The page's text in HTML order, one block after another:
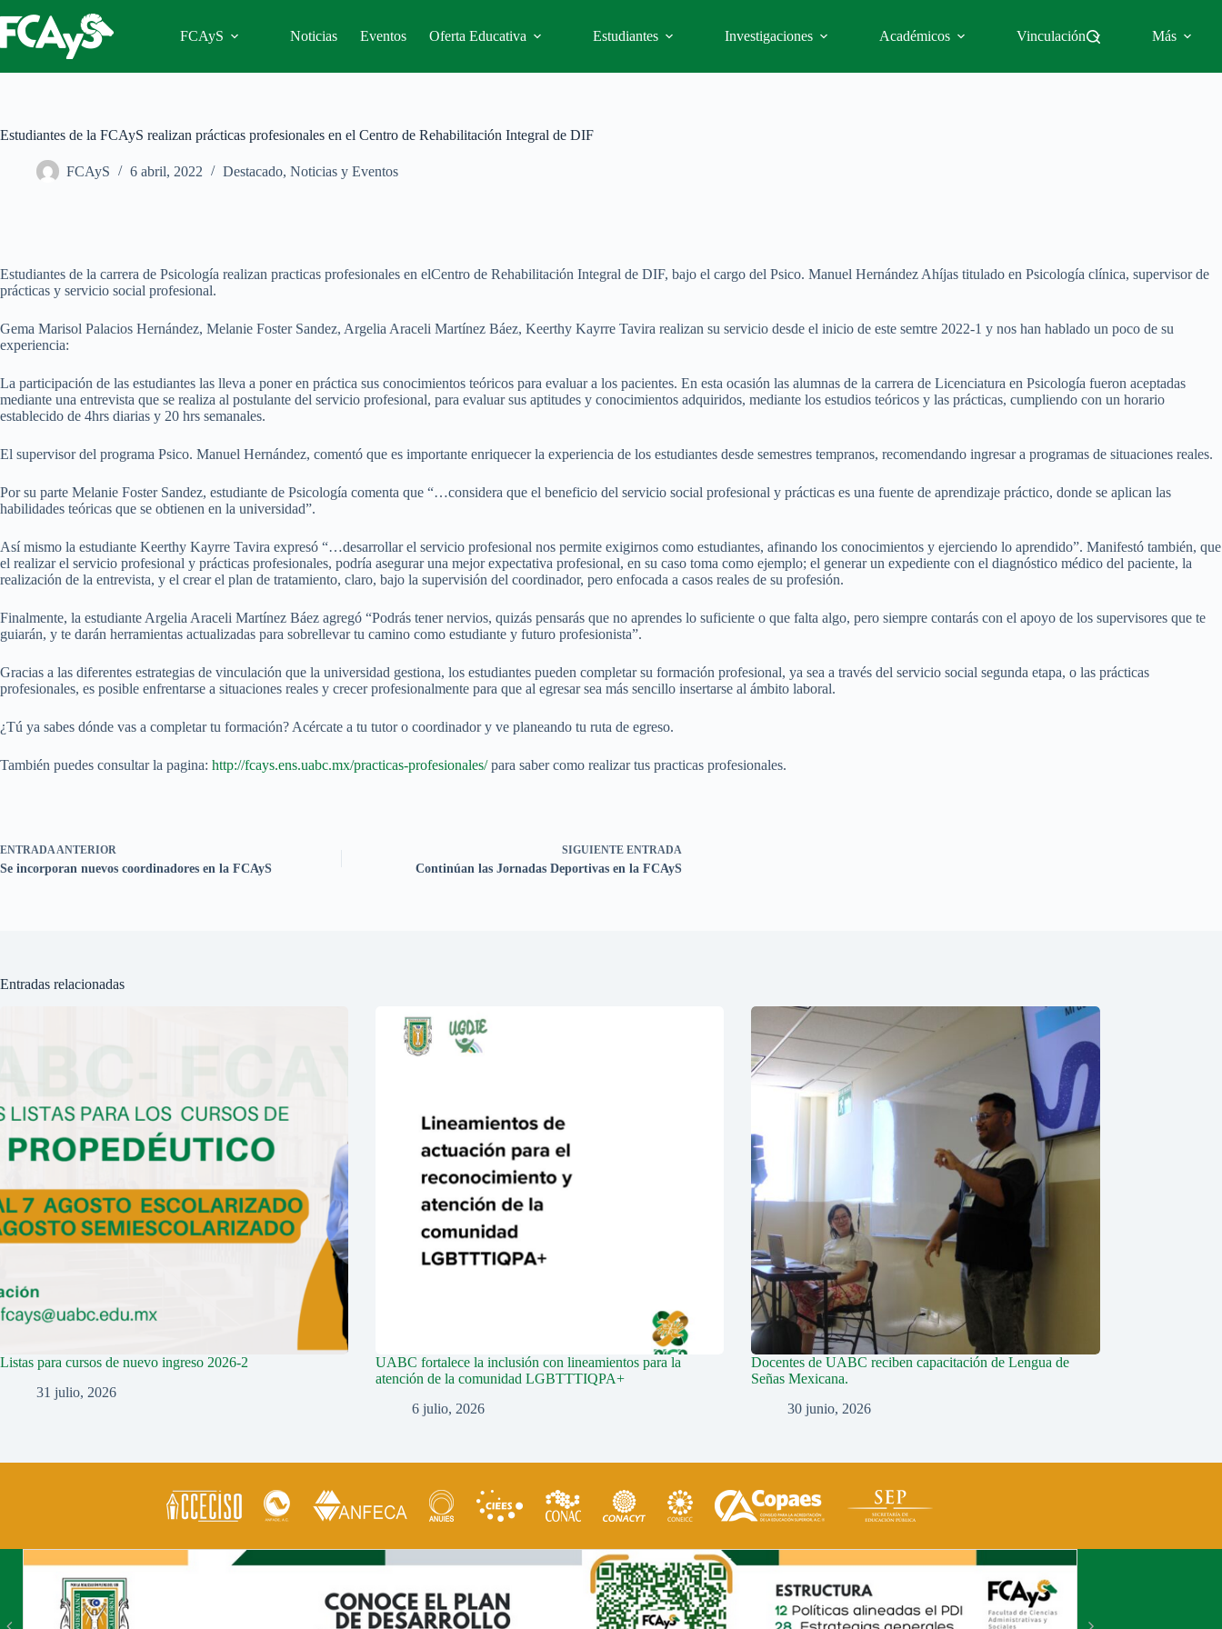
al
contenido
FCAyS Noticias Eventos Oferta Educativa Estudiantes Investigaciones Académicos Vinculación Más
Estudiantes de la FCAyS realizan prácticas profesionales en el Centro de Rehabilitación Integral de DIF
FCAyS 6 abril, 2022 Destacado, Noticias y Eventos
Estudiantes de la carrera de Psicología realizan practicas profesionales en elCentro de Rehabilitación Integral de DIF, bajo el cargo del Psico. Manuel Hernández Ahíjas titulado en Psicología clínica, supervisor de
prácticas y servicio social profesional.
Gema Marisol Palacios Hernández, Melanie Foster Sandez, Argelia Araceli Martínez Báez, Keerthy Kayrre Tavira realizan su servicio desde el inicio de este semtre 2022-1 y nos han hablado un poco de su
experiencia:
La participación de las estudiantes las lleva a poner en práctica sus conocimientos teóricos para evaluar a los pacientes. En esta ocasión las alumnas de la carrera de Licenciatura en Psicología fueron aceptadas
mediante una entrevista que se realiza al postulante del servicio profesional, para evaluar sus aptitudes y conocimientos adquiridos, mediante los estudios teóricos y las prácticas, cumpliendo con un horario
establecido de 4hrs diarias y 20 hrs semanales.
El supervisor del programa Psico. Manuel Hernández, comentó que es importante enriquecer la experiencia de los estudiantes desde semestres tempranos, recomendando ingresar a programas de situaciones reales.
Por su parte Melanie Foster Sandez, estudiante de Psicología comenta que “…considera que el beneficio del servicio social profesional y prácticas es una fuente de aprendizaje práctico, donde se aplican las
habilidades teóricas que se obtienen en la universidad”.
Así mismo la estudiante Keerthy Kayrre Tavira expresó “…desarrollar el servicio profesional nos permite exigirnos como estudiantes, afinando los conocimientos y ejerciendo lo aprendido”. Manifestó también, que
el realizar el servicio profesional y prácticas profesionales, podría asegurar una mejor expectativa profesional, en su caso toma como ejemplo; el generar un expediente con el diagnóstico médico del paciente, la
realización de la entrevista, y el crear el plan de tratamiento, claro, bajo la supervisión del coordinador, pero enfocada a casos reales de su profesión.
Finalmente, la estudiante Argelia Araceli Martínez Báez agregó “Podrás tener nervios, quizás pensarás que no aprendes lo suficiente o que falta algo, pero siempre contarás con el apoyo de los supervisores que te
guiarán, y te darán herramientas actualizadas para sobrellevar tu camino como estudiante y futuro profesionista”.
Gracias a las diferentes estrategias de vinculación que la universidad gestiona, los estudiantes pueden completar su formación profesional, ya sea a través del servicio social segunda etapa, o las prácticas
profesionales, es posible enfrentarse a situaciones reales y crecer profesionalmente para que al egresar sea más sencillo insertarse al ámbito laboral.
¿Tú ya sabes dónde vas a completar tu formación? Acércate a tu tutor o coordinador y ve planeando tu ruta de egreso.
También puedes consultar la pagina: http://fcays.ens.uabc.mx/practicas-profesionales/para saber como realizar tus practicas profesionales.
ENTRADAANTERIOR
Se incorporan nuevos coordinadores en la FCAyS
SIGUIENTE ENTRADA
Continúan las Jornadas Deportivas en la FCAyS
Entradas relacionadas
Listas para cursos de nuevo ingreso 2026-2
31 julio, 2026
UABC fortalece la inclusión con lineamientos para la
atención de la comunidad LGBTTTIQPA+
6 julio, 2026
Docentes de UABC reciben capacitación de Lengua de
Señas Mexicana.
30 junio, 2026